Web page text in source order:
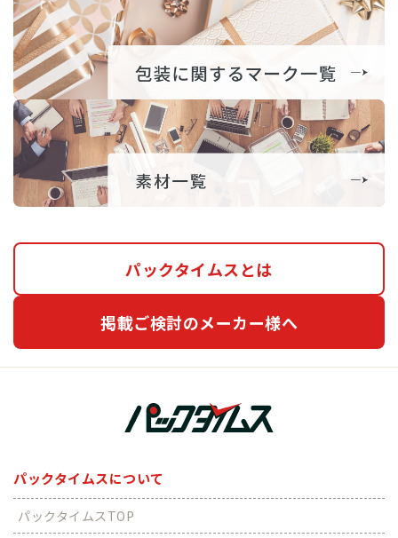
パックタイムスとは
掲載ご検討のメーカー様へ
パックタイムスについて
パックタイムスTOP